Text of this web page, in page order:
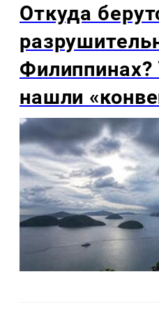
Откуда
нашли